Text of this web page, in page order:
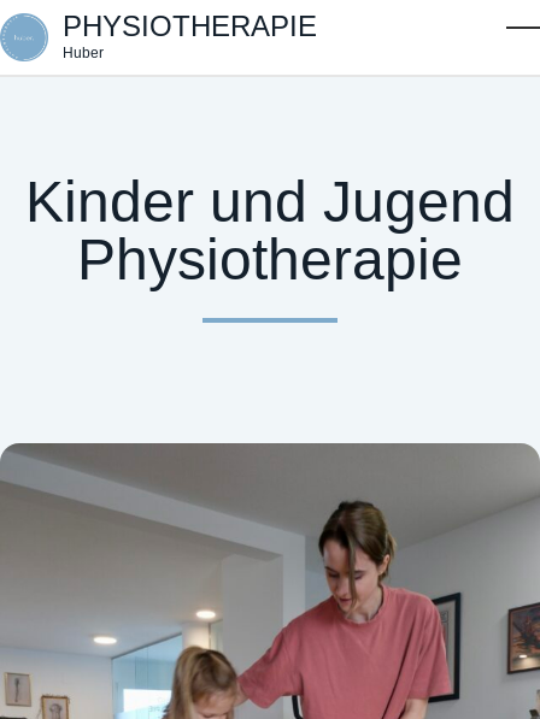
Skip to main content
PHYSIOTHERAPIE
Huber
Kinder und Jugend
Physiotherapie